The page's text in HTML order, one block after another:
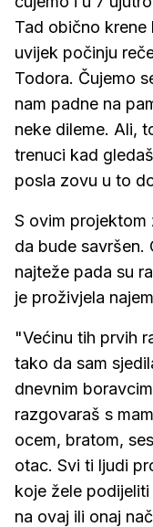
Tad obično
uvijek počinju
Todora. Čujemo
nam padne na
neke dileme. Ali,
trenuci kad
posla zovu u to
S ovim projektom
da bude savršen.
najteže pada su
je proživjela
"Većinu tih prvih
tako da sam
dnevnim
razgovaraš s
ocem, bratom,
otac. Svi ti ljudi
koje žele
na ovaj ili onaj